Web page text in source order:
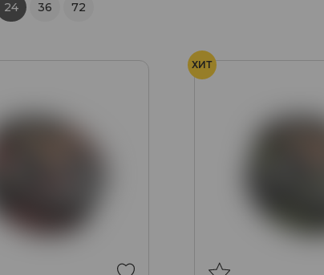
24 36 72
ХИТ